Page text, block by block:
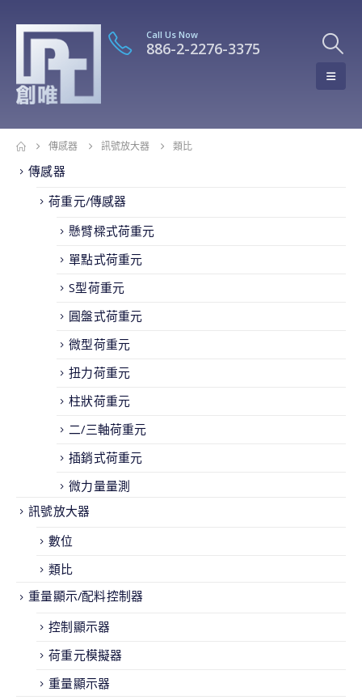
Call Us Now
886-2-2276-3375
傳感器 訊號放大器 類比
傳感器
荷重元/傳感器
懸臂樑式荷重元
單點式荷重元
S型荷重元
圓盤式荷重元
微型荷重元
扭力荷重元
柱狀荷重元
二/三軸荷重元
插銷式荷重元
微力量量測
訊號放大器
數位
類比
重量顯示/配料控制器
控制顯示器
荷重元模擬器
重量顯示器